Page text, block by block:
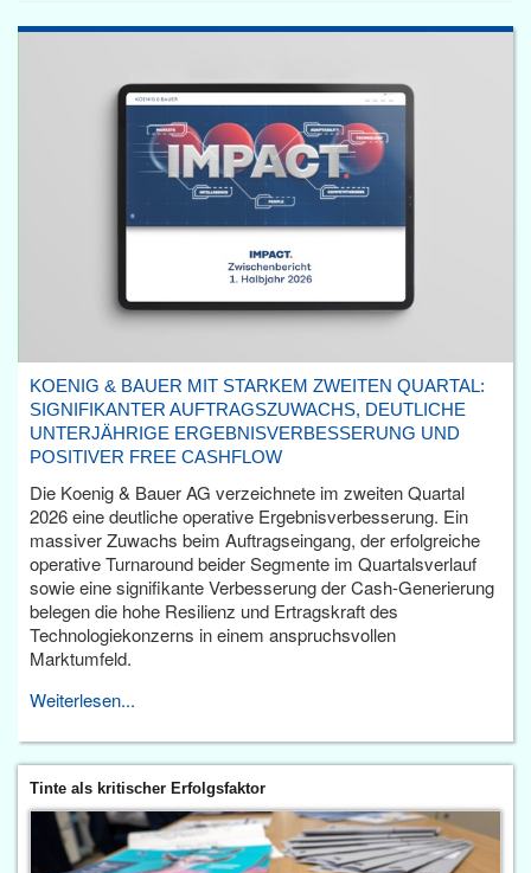
KOENIG & BAUER MIT STARKEM ZWEITEN QUARTAL:
SIGNIFIKANTER AUFTRAGSZUWACHS, DEUTLICHE
UNTERJÄHRIGE ERGEBNISVERBESSERUNG UND
POSITIVER FREE CASHFLOW
Die Koenig & Bauer AG verzeichnete im zweiten Quartal
2026 eine deutliche operative Ergebnisverbesserung. Ein
massiver Zuwachs beim Auftragseingang, der erfolgreiche
operative Turnaround beider Segmente im Quartalsverlauf
sowie eine signifikante Verbesserung der Cash-Generierung
belegen die hohe Resilienz und Ertragskraft des
Technologiekonzerns in einem anspruchsvollen
Marktumfeld.
Weiterlesen...
Tinte als kritischer Erfolgsfaktor